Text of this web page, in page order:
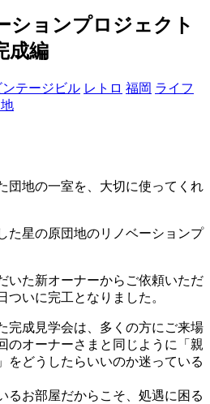
ションプロジェクト
成編
ンテージビル レトロ 福岡 ライフ
団地の一室を、大切に使ってくれ
た星の原団地のリノベーションプ
いた新オーナーからご依頼いただ
ついに完工となりました。
完成見学会は、多くの方にご来場
のオーナーさまと同じように「親
をどうしたらいいのか迷っている
るお部屋だからこそ、処遇に困る